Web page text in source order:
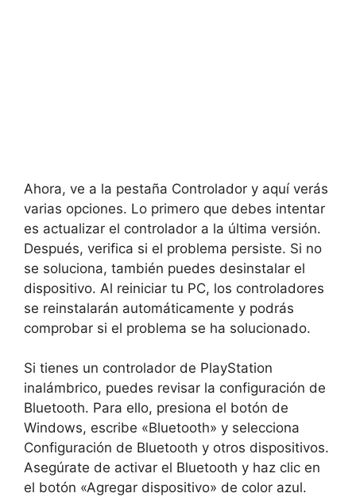
Ahora, ve a la pestaña Controlador y aquí verás
varias opciones. Lo primero que debes intentar
es actualizar el controlador a la última versión.
Después, verifica si el problema persiste. Si no
se soluciona, también puedes desinstalar el
dispositivo. Al reiniciar tu PC, los controladores
se reinstalarán automáticamente y podrás
comprobar si el problema se ha solucionado.
Si tienes un controlador de PlayStation
inalámbrico, puedes revisar la configuración de
Bluetooth. Para ello, presiona el botón de
Windows, escribe «Bluetooth» y selecciona
Configuración de Bluetooth y otros dispositivos.
Asegúrate de activar el Bluetooth y haz clic en
el botón «Agregar dispositivo» de color azul.